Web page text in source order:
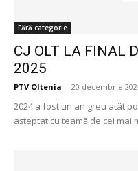
Fără categorie
CJ OLT LA FINAL
2025
PTV Oltenia - 20 decembrie
2024 a fost un an greu atât
așteptat cu teamă de cei mai